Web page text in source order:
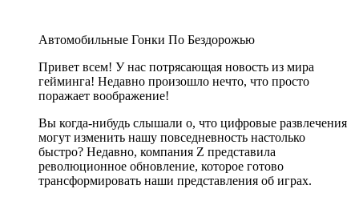
Автомобильные Гонки По Бездорожью
Привет всем! У нас потрясающая новость из мира
гейминга! Недавно произошло нечто, что просто
поражает воображение!
Вы когда-нибудь слышали о, что цифровые развлечения
могут изменить нашу повседневность настолько
быстро? Недавно, компания Z представила
революционное обновление, которое готово
трансформировать наши представления об играх.